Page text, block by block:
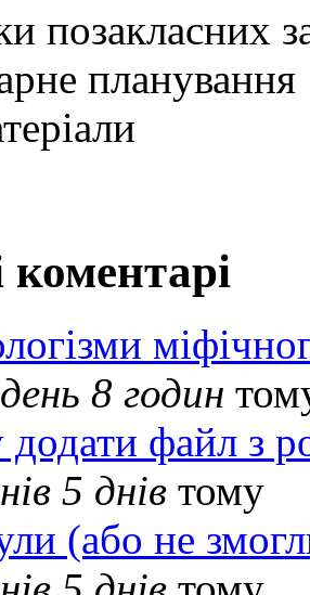
позакласних
планування
коментарі
8 годин
файл з
5 днів тому
(або не